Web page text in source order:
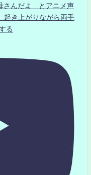
んだよ とアニメ声
き上がりながら両手
る